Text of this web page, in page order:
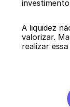
A liquidez
valorizar.
realizar